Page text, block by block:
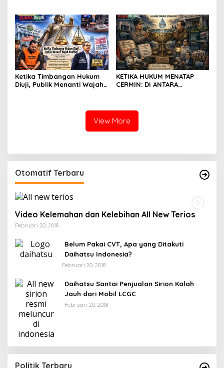
Ketika Timbangan Hukum
Diuji, Publik Menanti Wajah
KETIKA HUKUM MENATAP
CERMIN: DI ANTARA
View More
Otomatif Terbaru
Video Kelemahan dan Kelebihan All New Terios
Februari 20, 2018
Belum Pakai CVT, Apa yang Ditakuti
Daihatsu Indonesia?
Februari 20, 2018
Daihatsu Santai Penjualan Sirion Kalah
Jauh dari Mobil LCGC
Februari 20, 2018
Politik Terbaru